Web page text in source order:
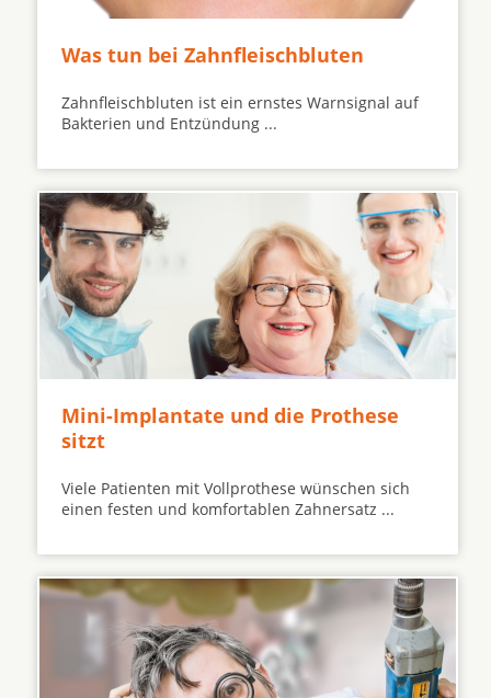
Was tun bei Zahnfleischbluten
Zahnfleischbluten ist ein ernstes Warnsignal auf
Bakterien und Entzündung ...
Mini-Implantate und die Prothese
sitzt
Viele Patienten mit Vollprothese wünschen sich
einen festen und komfortablen Zahnersatz ...